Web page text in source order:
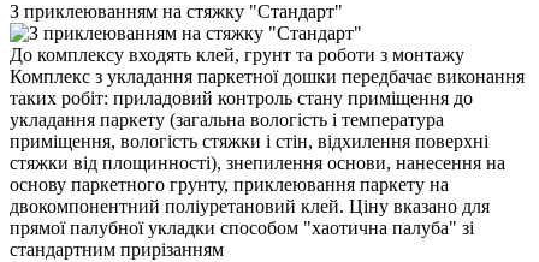
З приклеюванням на стяжку "Стандарт"
До комплексу входять клей, грунт та роботи з монтажу
Комплекс з укладання паркетної дошки передбачає виконання
таких робіт: приладовий контроль стану приміщення до
укладання паркету (загальна вологість і температура
приміщення, вологість стяжки і стін, відхилення поверхні
стяжки від площинності), знепилення основи, нанесення на
основу паркетного грунту, приклеювання паркету на
двокомпонентний поліуретановий клей. Ціну вказано для
прямої палубної укладки способом "хаотична палуба" зі
стандартним прирізанням